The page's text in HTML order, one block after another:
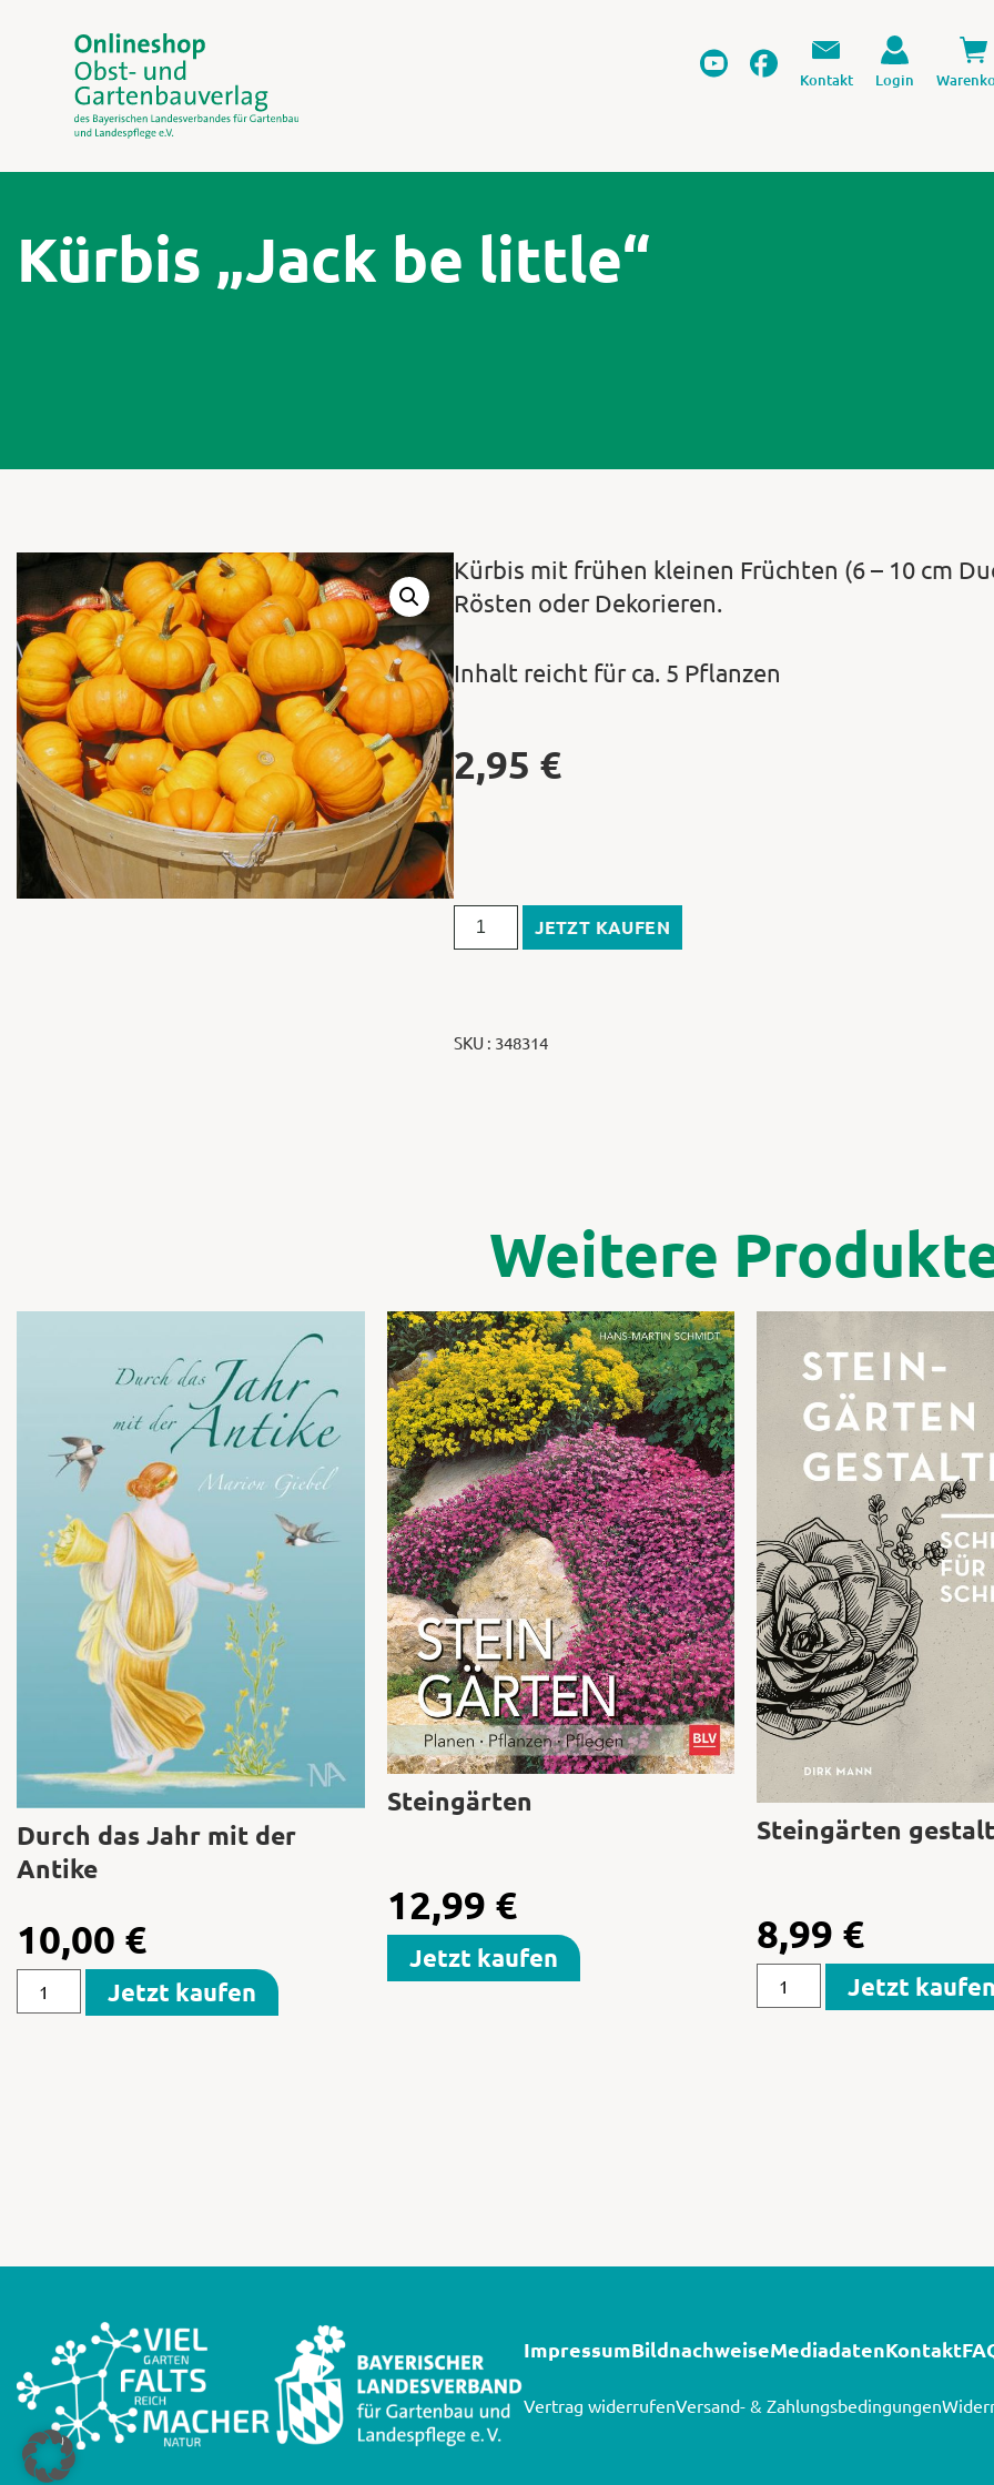
Kontakt Login
Kürbis „Jack be little“
Kürbis mit frühen kleinen Früchten (6 – 10 cm
Rösten oder Dekorieren.
Inhalt reicht für ca. 5 Pflanzen
2,95 €
JETZT KAUFEN
SKU : 348314
Weitere
Durch das Jahr mit der
Antike
10,00 €
Jetzt kaufen
Steingärten
12,99 €
Jetzt kaufen
Steingärten
8,99 €
Jetzt
ImpressumBildnachweiseMediadatenKontakt
Vertrag widerrufenVersand- & Zahlungsbedingungen